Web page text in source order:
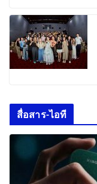
สื่อสาร-ไอที